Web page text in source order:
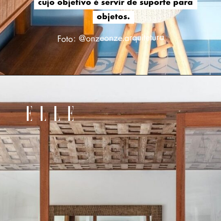
cujo objetivo é servir de suporte para
objetos.
cujo objetivo é servir de suporte para
objetos.
Foto: @onzeonze.arquitetura